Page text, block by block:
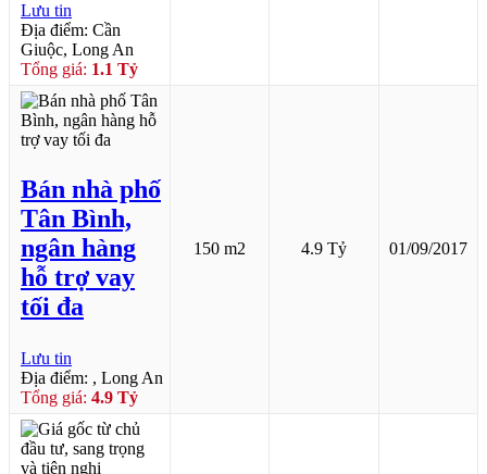
Lưu tin
Địa điểm: Cần
Giuộc, Long An
Tổng giá: 1.1 Tỷ
Bán nhà phố
Tân Bình,
ngân hàng
hỗ trợ vay
tối đa
Lưu tin
Địa điểm: , Long An
Tổng giá: 4.9 Tỷ
150 m2 4.9 Tỷ 01/09/2017